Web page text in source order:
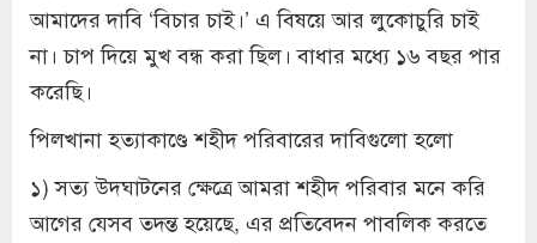
আমাদের দাবি ‘বিচার চাই।’ এ বিষয়ে আর লুকোচুরি চাই
না। চাপ দিয়ে মুখ বন্ধ করা ছিল। বাধার মধ্যে ১৬ বছর পার
করেছি।
পিলখানা হত্যাকাণ্ডে শহীদ পরিবারের দাবিগুলো হলো
১) সত্য উদঘাটনের ক্ষেত্রে আমরা শহীদ পরিবার মনে করি
আগের যেসব তদন্ত হয়েছে, এর প্রতিবেদন পাবলিক করতে